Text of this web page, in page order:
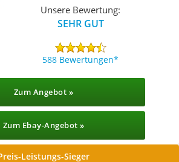
Unsere Bewertung:
SEHR GUT
588 Bewertungen
Zum Angebot »
Zum Ebay-Angebot »
Leistungs-Sieger